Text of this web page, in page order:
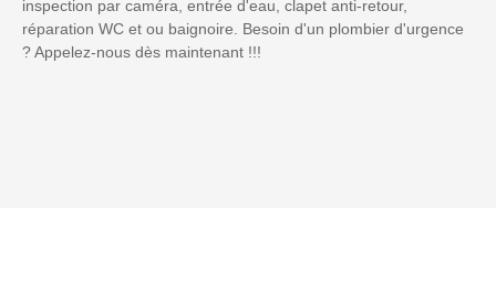
inspection par caméra, entrée d'eau, clapet anti-retour,
réparation WC et ou baignoire. Besoin d'un plombier d'urgence
? Appelez-nous dès maintenant !!!